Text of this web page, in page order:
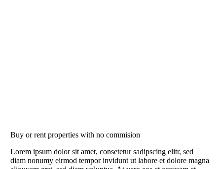
Buy or rent properties with no commision
Lorem ipsum dolor sit amet, consetetur sadipscing elitr, sed
diam nonumy eirmod tempor invidunt ut labore et dolore magna